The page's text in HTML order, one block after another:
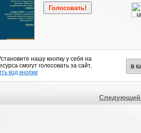
нашу кнопку у себя на
смогут голосовать за сайт,
код кнопки
Следующий